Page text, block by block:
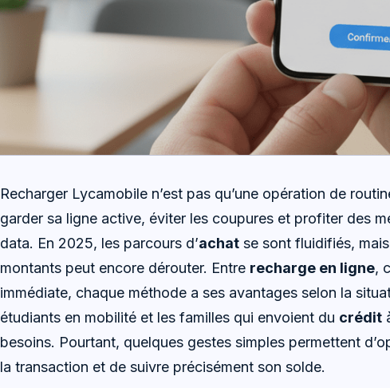
Recharger Lycamobile n’est pas qu’une opération de
garder sa ligne active, éviter les coupures et profiter des
data. En 2025, les parcours d’achat se sont fluidifiés,
montants peut encore dérouter. Entre recharge en ligne,
immédiate, chaque méthode a ses avantages selon la
étudiants en mobilité et les familles qui envoient du crédit
besoins. Pourtant, quelques gestes simples permettent
la transaction et de suivre précisément son solde.